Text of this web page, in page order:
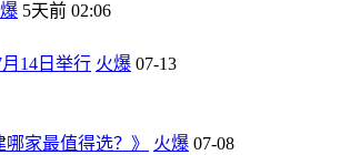
5天前 02:06
14日举行 火爆 07-13
家最值得选？》
火爆 07-08